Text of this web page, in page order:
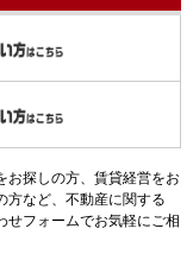
お探しの方、賃貸経営をお
方など、不動産に関する
せフォームでお気軽にご相